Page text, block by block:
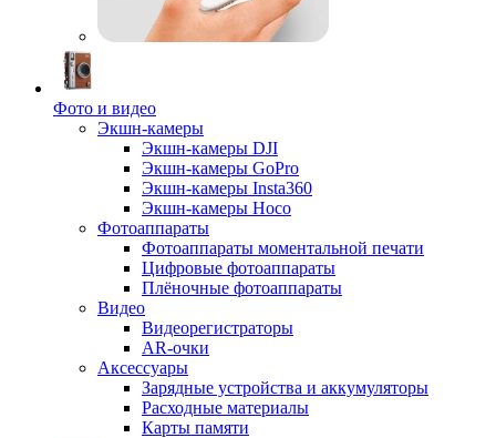
Фото и видео
Экшн-камеры
Экшн-камеры DJI
Экшн-камеры GoPro
Экшн-камеры Insta360
Экшн-камеры Hoco
Фотоаппараты
Фотоаппараты моментальной печати
Цифровые фотоаппараты
Плёночные фотоаппараты
Видео
Видеорегистраторы
AR-очки
Аксессуары
Зарядные устройства и аккумуляторы
Расходные материалы
Карты памяти